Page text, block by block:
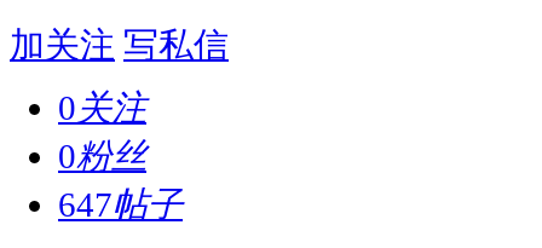
加关注 写私信
0关注
0粉丝
647帖子